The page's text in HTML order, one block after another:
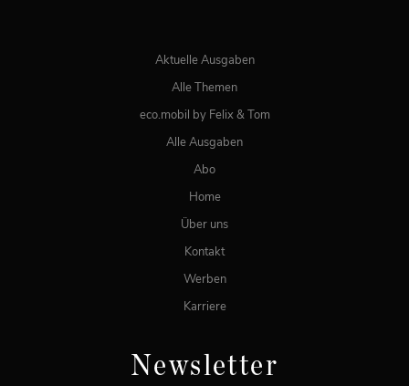
Aktuelle Ausgaben
Alle Themen
eco.mobil by Felix & Tom
Alle Ausgaben
Abo
Home
Über uns
Kontakt
Werben
Karriere
Newsletter